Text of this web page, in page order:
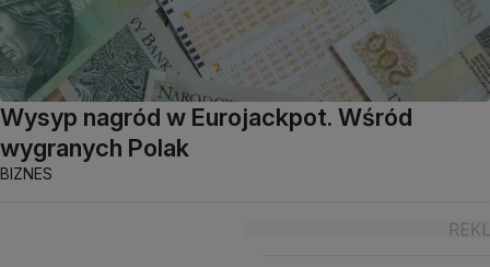
Wysyp nagród w Eurojackpot. Wśród
wygranych Polak
BIZNES